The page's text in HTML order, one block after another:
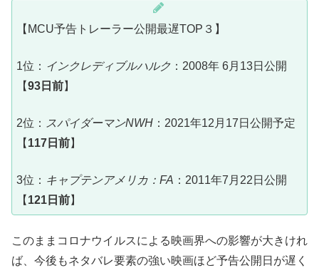
【MCU予告トレーラー公開最遅TOP３】
1位： インクレディブルハルク ：2008年 6月13日公開
【93日前】
2位： スパイダーマンNWH ：2021年12月17日公開予定
【 117日前】
3位： キャプテンアメリカ：FA ：2011年7月22日公開
【 121日前】
このままコロナウイルスによる映画界への影響が大きけれ
ば、今後もネタバレ要素の強い映画ほど予告公開日が遅く